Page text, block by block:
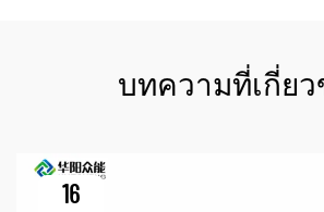
บทความที่เกี่ยว
16